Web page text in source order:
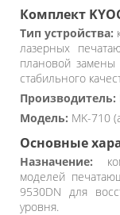
Комплект
Тип устройства:
лазерных
плановой
стабильного
Производитель:
Модель: MK-710
Основные
Назначение:
моделей
9530DN для
уровня.